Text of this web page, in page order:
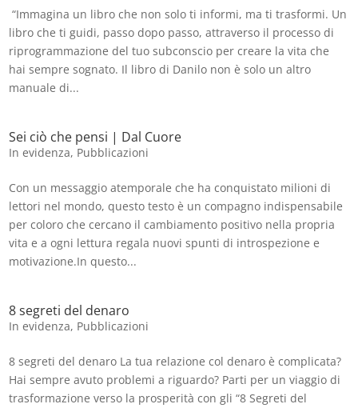
“Immagina un libro che non solo ti informi, ma ti trasformi. Un
libro che ti guidi, passo dopo passo, attraverso il processo di
riprogrammazione del tuo subconscio per creare la vita che
hai sempre sognato. Il libro di Danilo non è solo un altro
manuale di...
Sei ciò che pensi | Dal Cuore
In evidenza, Pubblicazioni
Con un messaggio atemporale che ha conquistato milioni di
lettori nel mondo, questo testo è un compagno indispensabile
per coloro che cercano il cambiamento positivo nella propria
vita e a ogni lettura regala nuovi spunti di introspezione e
motivazione.In questo...
8 segreti del denaro
In evidenza, Pubblicazioni
8 segreti del denaro La tua relazione col denaro è complicata?
Hai sempre avuto problemi a riguardo? Parti per un viaggio di
trasformazione verso la prosperità con gli “8 Segreti del